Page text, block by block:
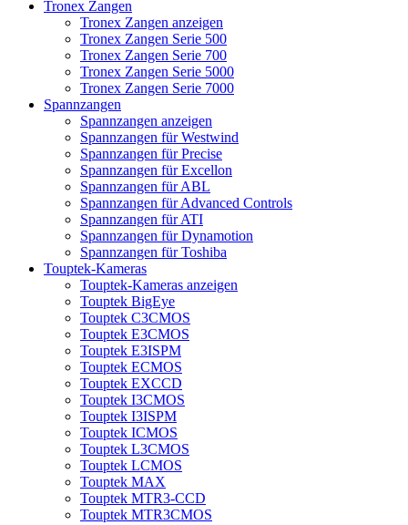
Tronex Zangen
Tronex Zangen anzeigen
Tronex Zangen Serie 500
Tronex Zangen Serie 700
Tronex Zangen Serie 5000
Tronex Zangen Serie 7000
Spannzangen
Spannzangen anzeigen
Spannzangen für Westwind
Spannzangen für Precise
Spannzangen für Excellon
Spannzangen für ABL
Spannzangen für Advanced Controls
Spannzangen für ATI
Spannzangen für Dynamotion
Spannzangen für Toshiba
Touptek-Kameras
Touptek-Kameras anzeigen
Touptek BigEye
Touptek C3CMOS
Touptek E3CMOS
Touptek E3ISPM
Touptek ECMOS
Touptek EXCCD
Touptek I3CMOS
Touptek I3ISPM
Touptek ICMOS
Touptek L3CMOS
Touptek LCMOS
Touptek MAX
Touptek MTR3-CCD
Touptek MTR3CMOS